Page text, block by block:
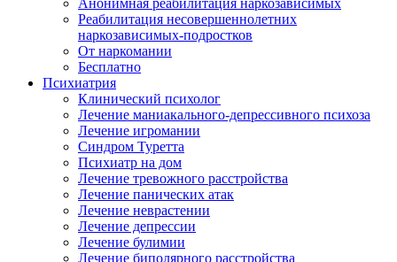
Анонимная реабилитация наркозависимых
Реабилитация несовершеннолетних
наркозависимых-подростков
От наркомании
Бесплатно
Психиатрия
Клинический психолог
Лечение маниакального-депрессивного психоза
Лечение игромании
Синдром Туретта
Психиатр на дом
Лечение тревожного расстройства
Лечение панических атак
Лечение неврастении
Лечение депрессии
Лечение булимии
Лечение биполярного расстройства